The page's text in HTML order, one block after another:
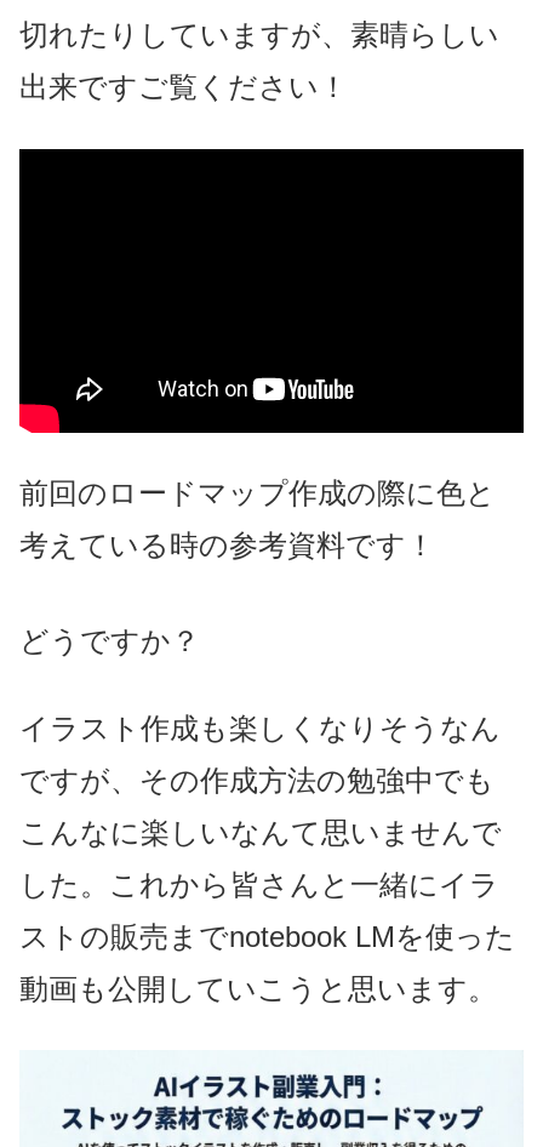
切れたりしていますが、素晴らしい
出来ですご覧ください！
前回のロードマップ作成の際に色と
考えている時の参考資料です！
どうですか？
イラスト作成も楽しくなりそうなん
ですが、その作成方法の勉強中でも
こんなに楽しいなんて思いませんで
した。これから皆さんと一緒にイラ
ストの販売までnotebook LMを使った
動画も公開していこうと思います。